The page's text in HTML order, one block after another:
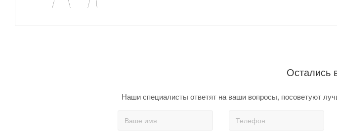
Остались
Наши специалисты ответят на ваши вопросы, посоветуют